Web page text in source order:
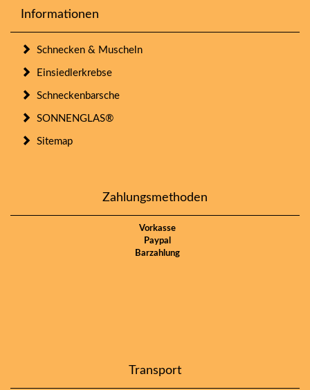
Informationen
Schnecken & Muscheln
Einsiedlerkrebse
Schneckenbarsche
SONNENGLAS®
Sitemap
Zahlungsmethoden
Vorkasse
Paypal
Barzahlung
Transport